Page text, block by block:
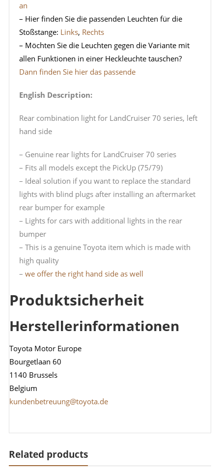
an
– Hier finden Sie die passenden Leuchten für die
Stoßstange: Links, Rechts
– Möchten Sie die Leuchten gegen die Variante mit
allen Funktionen in einer Heckleuchte tauschen?
Dann finden Sie hier das passende
English Description:
Rear combination light for LandCruiser 70 series, left
hand side
– Genuine rear lights for LandCruiser 70 series
– Fits all models except the PickUp (75/79)
– Ideal solution if you want to replace the standard
lights with blind plugs after installing an aftermarket
rear bumper for example
– Lights for cars with additional lights in the rear
bumper
– This is a genuine Toyota item which is made with
high quality
– we offer the right hand side as well
Produktsicherheit
Herstellerinformationen
Toyota Motor Europe
Bourgetlaan 60
1140 Brussels
Belgium
kundenbetreuung@toyota.de
Related products